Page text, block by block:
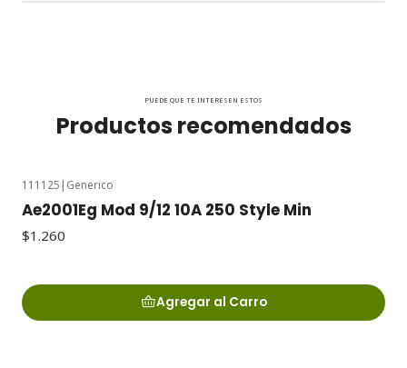
PUEDE QUE TE INTERESEN ESTOS
Productos recomendados
111125 | Generico
Ae2001Eg Mod 9/12 10A 250 Style Min
$1.260
Agregar al Carro